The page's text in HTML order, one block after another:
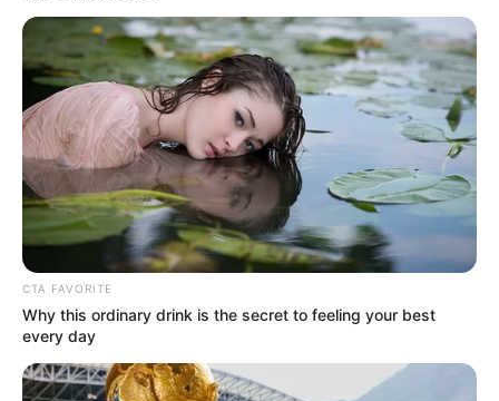
CTA FAVORITE
Why this ordinary drink is the secret to feeling your best
every day